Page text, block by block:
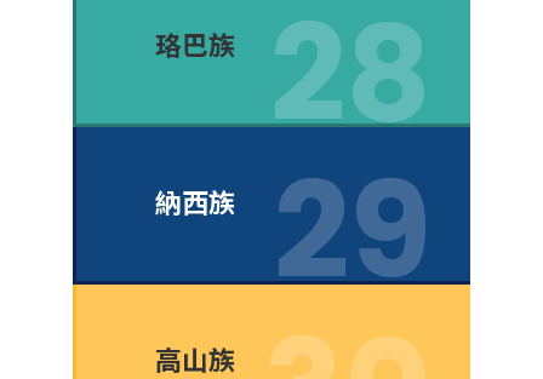
珞巴族
納西族
高山族